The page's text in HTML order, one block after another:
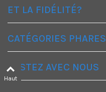
ET LA FIDÉLITÉ?
CATÉGORIES PHARES
RESTEZ AVEC NOUS
Haut